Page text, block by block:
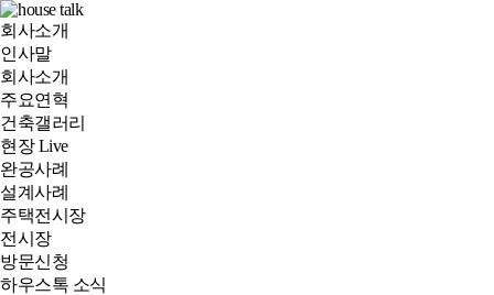
회사소개
인사말
회사소개
주요연혁
건축갤러리
현장 Live
완공사례
설계사례
주택전시장
전시장
방문신청
하우스톡 소식